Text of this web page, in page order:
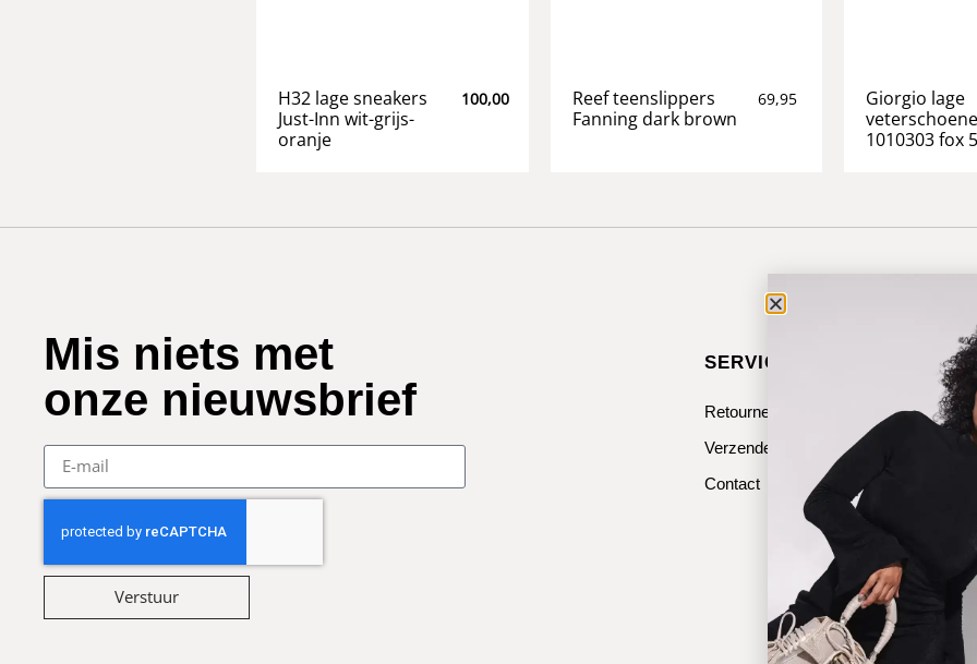
H32 lage sneakers
Just-Inn wit-grijs-
oranje
100,00
Reef teenslippers
Fanning dark brown
69,95
Giorgio lage
1010303 fox
Mis niets met
onze nieuwsbrief
Verstuur
SERVICE & CONTACT
Retourneren
Verzenden
Contact